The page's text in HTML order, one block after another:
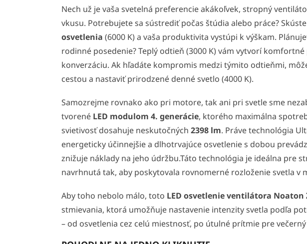
Nech už je vaša svetelná preferencie akákoľvek, stropný
vkusu. Potrebujete sa sústrediť počas štúdia alebo práce?
osvetlenia (6000 K) a vaša produktivita vystúpi k výškam.
rodinné posedenie? Teplý odtieň (3000 K) vám vytvorí
konverzáciu. Ak hľadáte kompromis medzi týmito odtieňmi,
cestou a nastaviť prirodzené denné svetlo (4000 K).
Samozrejme rovnako ako pri motore, tak ani pri svetle sme
tvorené LED modulom 4. generácie, ktorého maximálna
svietivosť dosahuje neskutočných 2398 lm. Práve technológia
energeticky účinnejšie a dlhotrvajúce osvetlenie s dobou
znižuje náklady na jeho údržbu.Táto technológia je ideálna pre
navrhnutá tak, aby poskytovala rovnomerné rozloženie svetla v
Aby toho nebolo málo, toto LED osvetlenie ventilátora Noaton
stmievania, ktorá umožňuje nastavenie intenzity svetla podľa
– od osvetlenia cez celú miestnosť, po útulné prítmie pre